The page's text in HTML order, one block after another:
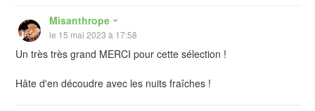
Misanthrope
le 15 mai 2023 à 17:58
Un très très grand MERCI pour cette sélection !
Hâte d'en découdre avec les nuits fraîches !